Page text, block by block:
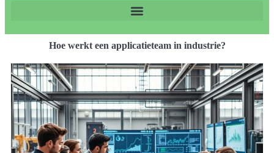
Hoe werkt een applicatieteam in industrie?